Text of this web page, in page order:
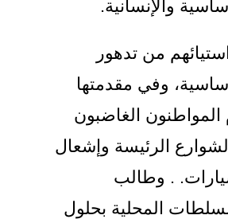
والإنسانية.
من تدهور
وفي مقدمتها
المواطنون الغاضبون
الرئيسة وإشعال
. وطالب
المحلية بحلول